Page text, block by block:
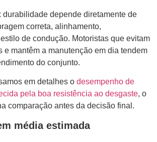
durabilidade depende diretamente de
correta, alinhamento,
de condução. Motoristas que evitam
e mantêm a manutenção em dia tendem
do conjunto.
em detalhes o desempenho de
pela boa resistência ao desgaste, o
comparação antes da decisão final.
média estimada